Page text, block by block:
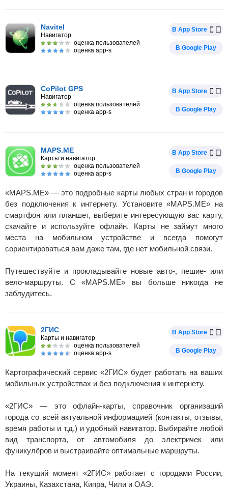
Navitel
Навигатор
оценка пользователей
оценка app-s
В App Store
В Google Play
CoPilot GPS
Навигатор
оценка пользователей
оценка app-s
В App Store
В Google Play
MAPS.ME
Карты и навигатор
оценка пользователей
оценка app-s
В App Store
В Google Play
«MAPS.ME» — это подробные карты любых стран и городов
без подключения к интернету. Установите «MAPS.ME» на
смартфон или планшет, выберите интересующую вас карту,
скачайте и используйте офлайн. Карты не займут много
места на мобильном устройстве и всегда помогут
сориентироваться вам даже там, где нет мобильной связи.
Путешествуйте и прокладывайте новые авто-, пешие- или
вело-маршруты. С «MAPS.ME» вы больше никогда не
заблудитесь.
2ГИС
Карты и навигатор
оценка пользователей
оценка app-s
В App Store
В Google Play
Картографический сервис «2ГИС» будет работать на ваших
мобильных устройствах и без подключения к интернету.
«2ГИС» — это офлайн-карты, справочник организаций
города со всей актуальной информацией (контакты, отзывы,
время работы и т.д.) и удобный навигатор. Выбирайте любой
вид транспорта, от автомобиля до электричек или
фуникулёров и выстраивайте оптимальные маршруты.
На текущий момент «2ГИС» работает с городами России,
Украины, Казахстана, Кипра, Чили и ОАЭ.